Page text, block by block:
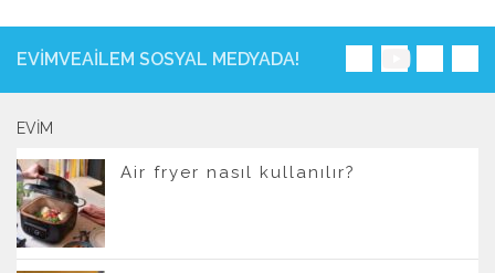
EVIMVEAILEM SOSYAL MEDYADA!
EVIM
Air fryer nasıl kullanılır?